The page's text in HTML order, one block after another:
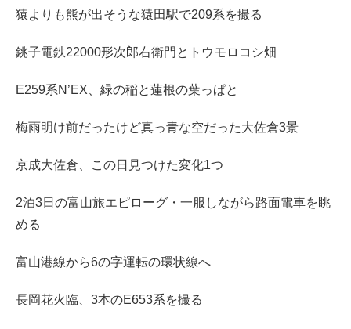
猿よりも熊が出そうな猿田駅で209系を撮る
銚子電鉄22000形次郎右衛門とトウモロコシ畑
E259系N’EX、緑の稲と蓮根の葉っぱと
梅雨明け前だったけど真っ青な空だった大佐倉3景
京成大佐倉、この日見つけた変化1つ
2泊3日の富山旅エピローグ・一服しながら路面電車を眺
める
富山港線から6の字運転の環状線へ
長岡花火臨、3本のE653系を撮る